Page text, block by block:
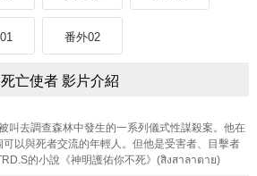
番外02
死亡使者 影片介紹
叫去調查森林中發生的一系列儀式性謀殺案。他在
以與死者交流的年輕人。但他是受害者、目擊者
的小說《神明護佑你不死》(สิงสาลาตาย)